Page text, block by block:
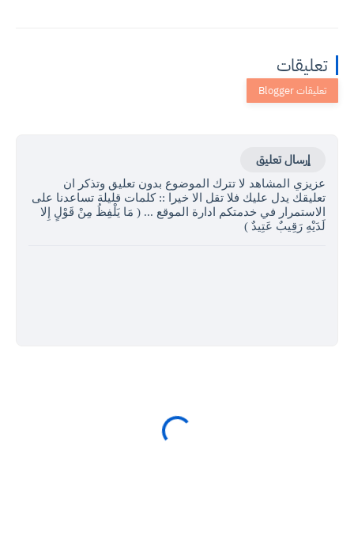
تعليقات
إرسال تعليق
عزيزي المشاهد لا تترك الموضوع بدون تعليق وتذكر ان
تعليقك يدل عليك فلا تقل الا خيرا :: كلمات قليلة تساعدنا على
الاستمرار في خدمتكم ادارة الموقع ... ( مَا يَلْفِظُ مِنْ قَوْلٍ إِلا
لَدَيْهِ رَقِيبٌ عَتِيدٌ )